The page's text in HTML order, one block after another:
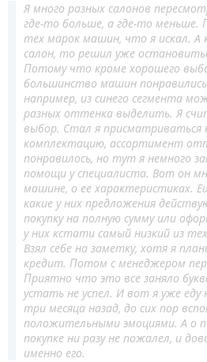
Я много разных салонов
где-то больше, а где-то меньше.
тех марок машин, что я искал. А
салон, то решил уже
Потому что кроме хорошего
большинство машин
например, из синего сегмента
разных оттенка выделить. Я
выбор. Стал я присматриваться
комплектацию, ассортимент
понравилось, но тут я немного
помощи у специалиста. Вот он
машине, о ее характеристиках.
какие у них предложения
покупку на полную сумму или
у них кстати самый низкий из
Взял себе на заметку, хотя я
кредит. Потом с менеджером
Приятно что это все заняло
устать не успел. И вот я уже
три месяца назад, до сих пор
положительными эмоциями. А о
покупке ни разу не пожалел, и
именно его.